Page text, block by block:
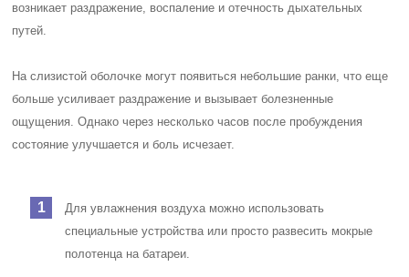
возникает раздражение, воспаление и отечность дыхательных
путей.
На слизистой оболочке могут появиться небольшие ранки, что еще
больше усиливает раздражение и вызывает болезненные
ощущения. Однако через несколько часов после пробуждения
состояние улучшается и боль исчезает.
Для увлажнения воздуха можно использовать
специальные устройства или просто развесить мокрые
полотенца на батареи.